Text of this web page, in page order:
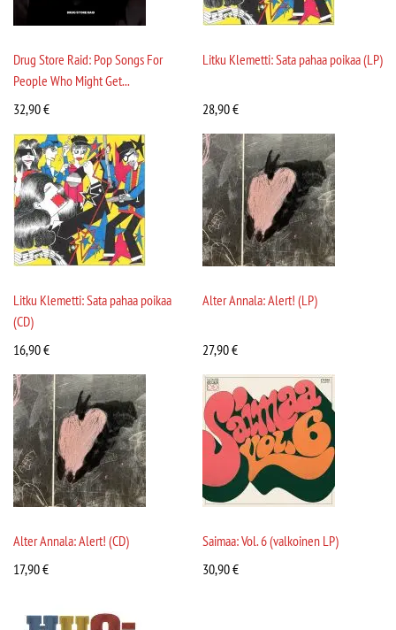
Drug Store Raid: Pop Songs For
People Who Might Get...
32,90€
Litku Klemetti: Sata pahaa poikaa (LP)
28,90€
Litku Klemetti: Sata pahaa poikaa
(CD)
16,90€
Alter Annala: Alert! (LP)
27,90€
Alter Annala: Alert! (CD)
17,90€
Saimaa: Vol. 6 (valkoinen LP)
30,90€